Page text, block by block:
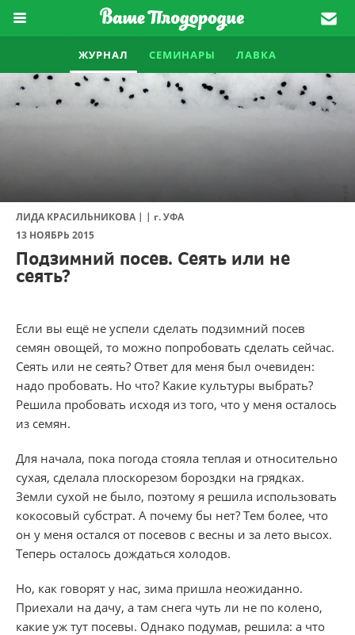
ЖУРНАЛ СЕМИНАРЫ ЛАВКА
ЛИДА КРАСИЛЬНИКОВА | | г.УФА
13 НОЯБРЬ 2015
Подзимний посев. Сеять или не
сеять?
Если вы ещё не успели сделать подзимний посев
семян овощей, то можно попробовать сделать сейчас.
Сеять или не сеять? Ответ для меня был очевиден:
надо пробовать. Но что? Какие культуры выбрать?
Решила пробовать исходя из того, что у меня осталось
из семян.
Для начала, пока погода стояла теплая и относительно
сухая, сделала плоскорезом бороздки на грядках.
Земли сухой не было, поэтому я решила использовать
кокосовый субстрат. А почему бы нет? Тем более, что
он у меня остался от посевов с весны и за лето высох.
Теперь осталось дождаться холодов.
Но, как говорят у нас, зима пришла неожиданно.
Приехали на дачу, а там снега чуть ли не по колено,
какие уж тут посевы. Однако подумав, решила: а что